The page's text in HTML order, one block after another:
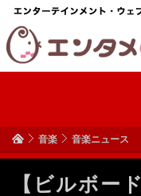
音楽 音楽ニュース
【ビルボー